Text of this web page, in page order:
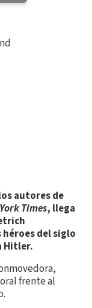
autores de
Times, llega
héroes del siglo
Hitler.
frente al